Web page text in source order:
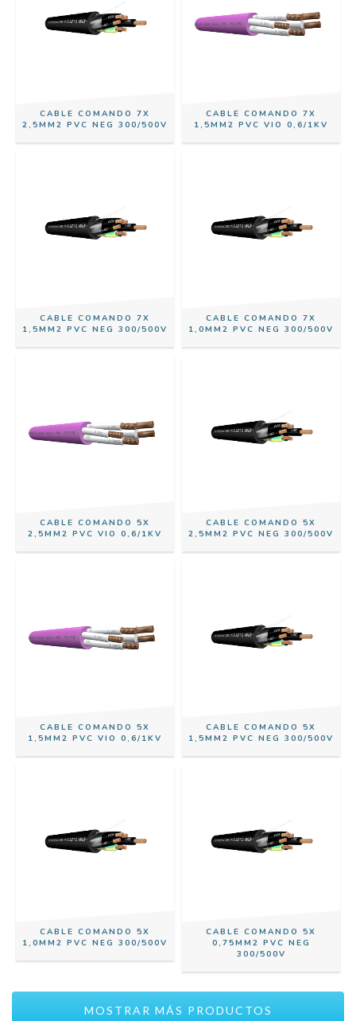
CABLE COMANDO 7X
2,5MM2 PVC NEG 300/500V
CABLE COMANDO 7X
1,5MM2 PVC VIO 0,6/1KV
CABLE COMANDO 7X
1,5MM2 PVC NEG 300/500V
CABLE COMANDO 7X
1,0MM2 PVC NEG 300/500V
CABLE COMANDO 5X
2,5MM2 PVC VIO 0,6/1KV
CABLE COMANDO 5X
2,5MM2 PVC NEG 300/500V
CABLE COMANDO 5X
1,5MM2 PVC VIO 0,6/1KV
CABLE COMANDO 5X
1,5MM2 PVC NEG 300/500V
CABLE COMANDO 5X
1,0MM2 PVC NEG 300/500V
CABLE COMANDO 5X
0,75MM2 PVC NEG
300/500V
MOSTRAR MÁS PRODUCTOS